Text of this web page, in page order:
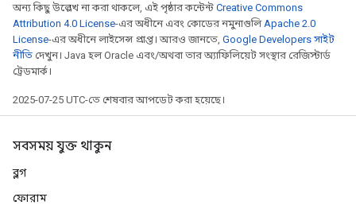
অন্য কিছু উল্লেখ না করা থাকলে, এই পৃষ্ঠার কন্টেন্ট Creative Commons
Attribution 4.0 License-এর অধীনে এবং কোডের নমুনাগুলিApache 2.0
License-এর অধীনে লাইসেন্স প্রাপ্ত। আরও জানতে, Google Developers সাইট
নীতি দেখুন। Java হল Oracle এবং/অথবা তার অ্যাফিলিয়েট সংস্থার রেজিস্টার্ড
ট্রেডমার্ক।
2025-07-25 UTC-তে শেষবার আপডেট করা হয়েছে।
সবসময় যুক্ত থাকুন
ব্লগ
ফোরাম